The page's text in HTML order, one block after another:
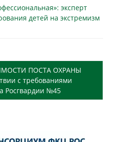
эксперт
детей на экстремизм
ПОСТА ОХРАНЫ
с требованиями
Росгвардии №45